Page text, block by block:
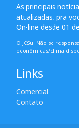
As principais
atualizadas, pra
On-line desde 01
O JCSul Não se
econômicas/clima
Links
Comercial
Contato